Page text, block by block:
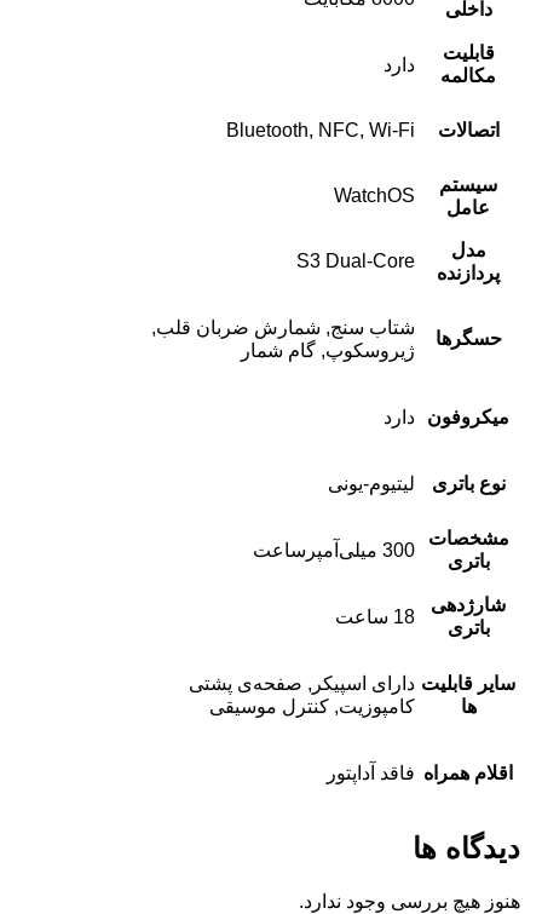
داخلی
قابلیت
مکالمه
دارد
اتصالات Bluetooth, NFC, Wi-Fi
سیستم
عامل
WatchOS
مدل
پردازنده
S3 Dual-Core
حسگرها
شتاب سنج, شمارش ضربان قلب,
ژیروسکوپ, گام شمار
میکروفون دارد
نوع باتری لیتیوم-یونی
مشخصات
باتری
300 میلی‌آمپرساعت
شارژدهی
باتری
18 ساعت
سایر قابلیت
ها
دارای اسپیکر, صفحه‌ی پشتی
کامپوزیت, کنترل موسیقی
اقلام همراه فاقد آداپتور
دیدگاه ها
هنوز هیچ بررسی وجود ندارد.